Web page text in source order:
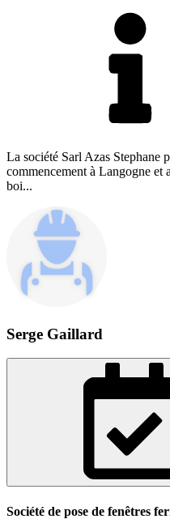
La société Sarl Azas Stephane
commencement à Langogne et
boi...
Serge Gaillard
Société de pose de fenêtres